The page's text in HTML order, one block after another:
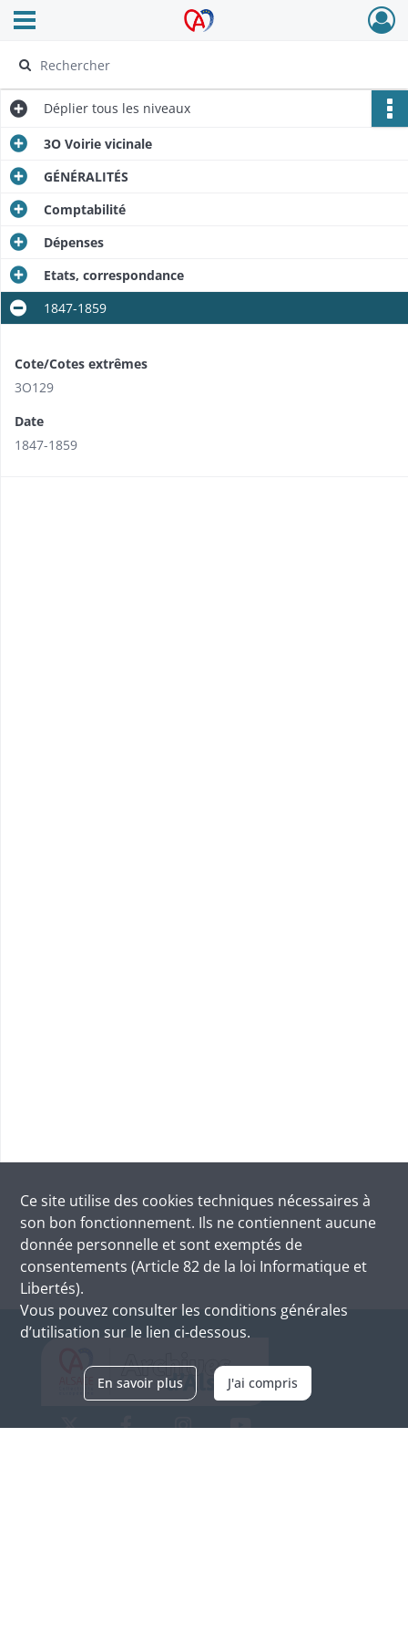
Archives Alsace - Colmar
Ouvrir le menu déroulant
Déplier tous les niveaux
3O Voirie vicinale
GÉNÉRALITÉS
Comptabilité
Dépenses
Etats, correspondance
1847-1859
Cote/Cotes extrêmes
3O129
Date
1847-1859
Ce site utilise des cookies techniques nécessaires à
son bon fonctionnement. Ils ne contiennent aucune
donnée personnelle et sont exemptés de
consentements (Article 82 de la loi Informatique et
Libertés).
Vous pouvez consulter les conditions générales
d’utilisation sur le lien ci-dessous.
En savoir plus J'ai compris